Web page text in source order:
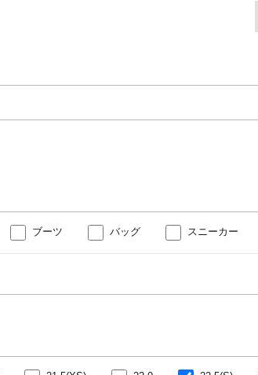
ブーツ バッグ スニーカー